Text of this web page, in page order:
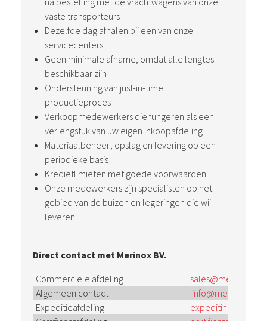
vaste transporteurs
Dezelfde dag afhalen bij een van onze
servicecenters
Geen minimale afname, omdat alle lengtes
beschikbaar zijn
Ondersteuning van just-in-time
productieproces
Verkoopmedewerkers die fungeren als een
verlengstuk van uw eigen inkoopafdeling
Materiaalbeheer; opslag en levering op een
periodieke basis
Kredietlimieten met goede voorwaarden
Onze medewerkers zijn specialisten op het
gebied van de buizen en legeringen die wij
leveren
Direct contact met Merinox BV.
Commerciële afdeling
sales@merinox.nl
Algemeen contact
info@merinox.nl
Expeditieafdeling